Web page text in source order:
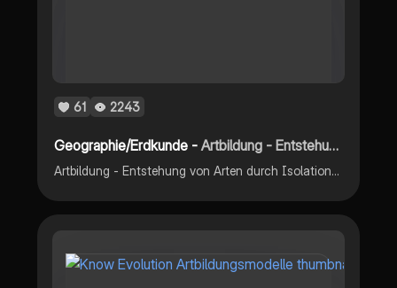
61 2243
Geographie/Erdkunde -Artbildung - Entstehung von Arten durch Isolation
Artbildung - Entstehung von Arten durch Isolation , eine Aufgabe die wir im Biologie Unterricht als Ersatz zu einer Arbeit machen mussten. Beinhaltet: Begriff Erklärung Evolution anhand von 3 Beispielen Viel Spaß damit =)